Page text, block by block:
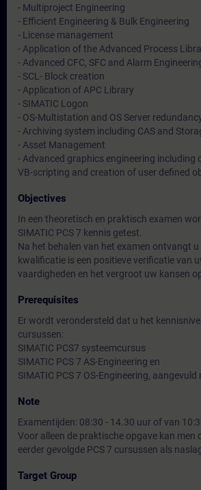
- Multiproject Engineering
- Efficient Engineering & Bulk Engineering
- License management
- Application of the Advanced Process
- Advanced CFC, SFC and Alarm
- SCL- Block creation
- Application of APC Library
- SIMATIC Logon
- OS-Multistation and OS Server
- Archiving system including CAS and
- Asset Management
- Advanced graphics engineering including
VB-scripting and creation of user defined
Objectives
In een theoretisch en praktisch examen
SIMATIC PCS 7 kennis getest.
Na het behalen van het examen ontvangt
kwalificatie is een positieve verificatie van
vaardigheden en het vergroot uw kansen
Prerequisites
Er wordt verondersteld dat u het
cursussen:
SIMATIC PCS7 systeemcursus
SIMATIC PCS 7 AS-Engineering en
SIMATIC PCS 7 OS-Engineering,
Note
Examentijden: 08:30 - 14.30 uur of van
Voor alleen de praktische opgave kan men
eerder gevolgde PCS 7 cursussen als
Target Group